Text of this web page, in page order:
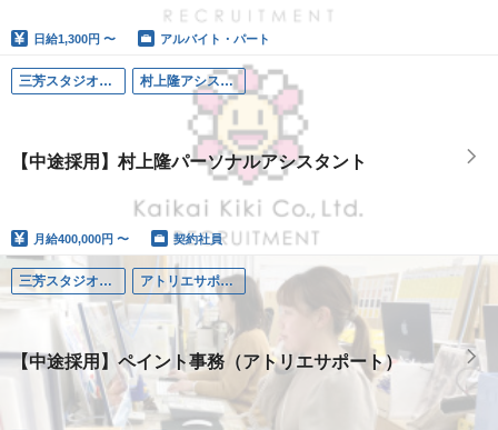
日給1,300円 〜 アルバイト・パート
三芳スタジオ（埼玉） 村上隆アシスタント補佐
【中途採用】村上隆パーソナルアシスタント
月給400,000円 〜 契約社員
三芳スタジオ（埼玉） アトリエサポート
【中途採用】ペイント事務（アトリエサポート）